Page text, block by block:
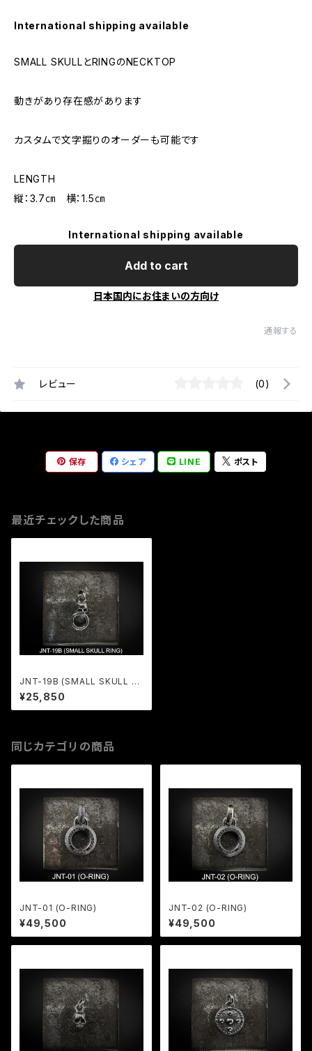
International shipping available
SMALL SKULLとRINGのNECKTOP
動きがあり存在感があります
カスタムで文字掘りのオーダーも可能です
LENGTH
縦：3.7㎝ 横：1.5㎝
International shipping available
Add to cart
日本国内にお住まいの方向け
通報する
レビュー (0)
保存 シェア LINE ポスト
最近チェックした商品
JNT-19B (SMALL SKULL RI
NG)
¥25,850
同じカテゴリの商品
JNT-01 (O-RING)
¥49,500
JNT-02 (O-RING)
¥49,500